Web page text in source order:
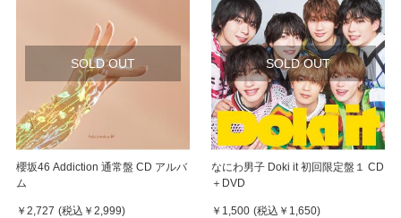
SOLD OUT
櫻坂46 Addiction 通常盤 CD アルバ
ム
￥2,727 (税込 ￥2,999)
SOLD OUT
なにわ男子 Doki it 初回限定盤１ CD
＋DVD
￥1,500 (税込 ￥1,650)